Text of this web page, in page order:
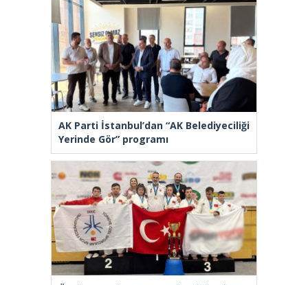
AK Parti İstanbul’dan “AK Belediyeciliği
Yerinde Gör” programı